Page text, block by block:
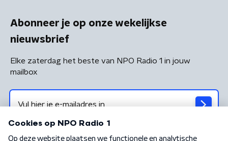
Abonneer je op onze wekelijkse
nieuwsbrief
Elke zaterdag het beste van NPO Radio 1 in jouw
mailbox